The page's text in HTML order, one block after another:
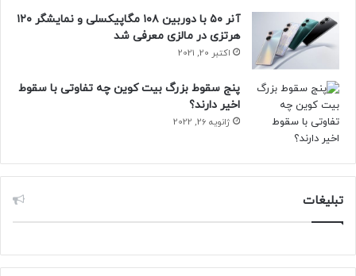
مقاله‌ی مرتبط
می‌برد، webOS را با پشتیبانی از پخش بی‌سیم از اندروید و iOS
اجرا می‌کند و یک درگاه HDMI و USB-C دارد.
ال‌جی هنوز قیمت ویدیو پروژکتور ها و زمان عرضه‌شان را اعلام
نکرده است؛ بنابراین باید تا شروع رسمی نمایشگاه CES در ۷
ژانویه (۱۸ دی) منتظر بمانیم.
حتما بخوانید :
منبع : زومیت
آنر ۵۰ با دوربین ۱۰۸ مگاپیکسلی و نمایشگر ۱۲۰
هرتزی در مالزی معرفی شد
اکتبر 20, 2021
پنج سقوط بزرگ بیت کوین چه تفاوتی با سقوط
اخیر دارند؟
ژانویه 26, 2022
تبلیغات